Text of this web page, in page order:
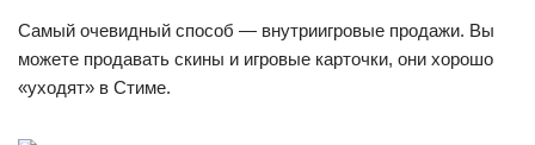
Самый очевидный способ — внутриигровые продажи. Вы
можете продавать скины и игровые карточки, они хорошо
«уходят» в Стиме.